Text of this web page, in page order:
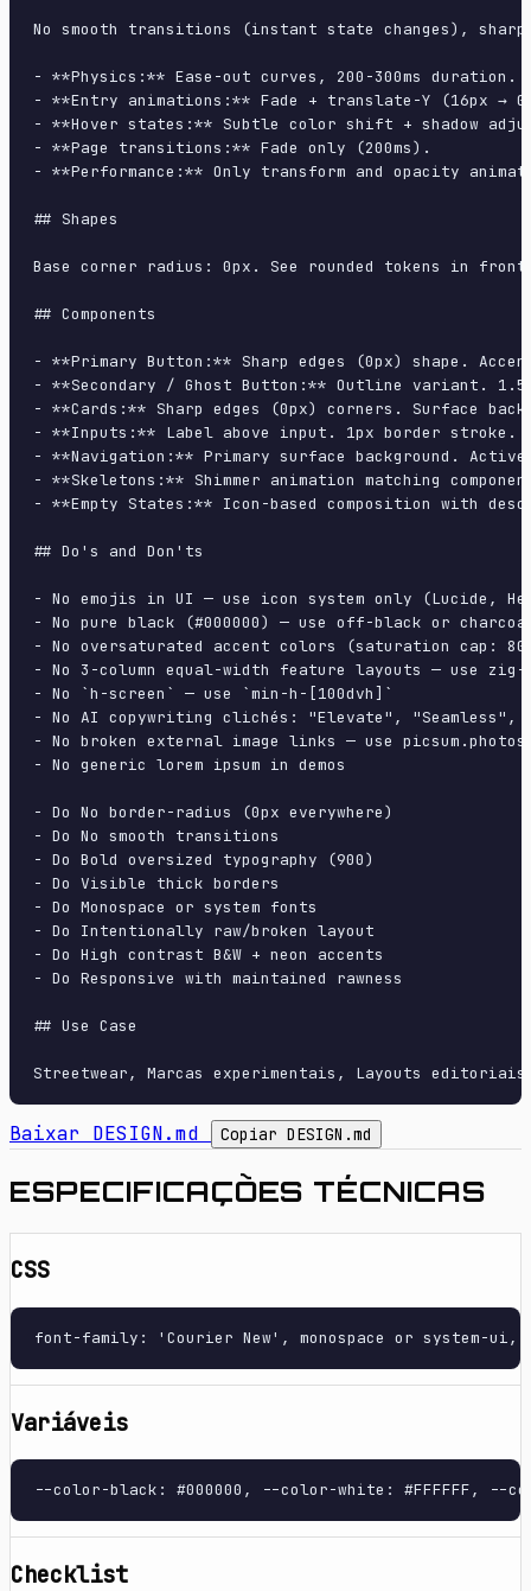
No smooth transitions (instant state changes),
- **Physics:** Ease-out curves, 200-300ms duration.
- **Entry animations:** Fade + translate-Y (16px →
- **Hover states:** Subtle color shift + shadow
- **Page transitions:** Fade only (200ms).
- **Performance:** Only transform and opacity
## Shapes
Base corner radius: 0px. See rounded tokens in
## Components
- **Primary Button:** Sharp edges (0px) shape.
- **Secondary / Ghost Button:** Outline variant.
- **Cards:** Sharp edges (0px) corners. Surface
- **Inputs:** Label above input. 1px border
- **Navigation:** Primary surface background.
- **Skeletons:** Shimmer animation matching
- **Empty States:** Icon-based composition with
## Do's and Don'ts
- No emojis in UI — use icon system only (Lucide,
- No pure black (#000000) — use off-black or
- No oversaturated accent colors (saturation cap:
- No 3-column equal-width feature layouts — use zig-
- No `h-screen` — use `min-h-[100dvh]`
- No AI copywriting clichés: "Elevate", "Seamless",
- No broken external image links — use
- No generic lorem ipsum in demos
- Do No border-radius (0px everywhere)
- Do No smooth transitions
- Do Bold oversized typography (900)
- Do Visible thick borders
- Do Monospace or system fonts
- Do Intentionally raw/broken layout
- Do High contrast B&W + neon accents
- Do Responsive with maintained rawness
## Use Case
Baixar DESIGN.md Copiar DESIGN.md
ESPECIFICAÇÕES TÉCNICAS
CSS
font-family: 'Courier New', monospace or system-ui,
Variáveis
--color-black: #000000, --color-white: #FFFFFF, --
Checklist